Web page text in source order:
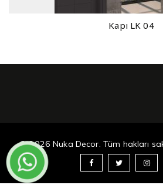
Kapı LK 04
© 2026 Nuka Decor. Tüm hakları